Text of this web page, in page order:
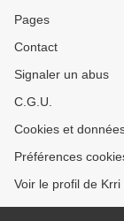
Pages
Contact
Signaler un abus
C.G.U.
Cookies et
Préférences
Voir le profil de